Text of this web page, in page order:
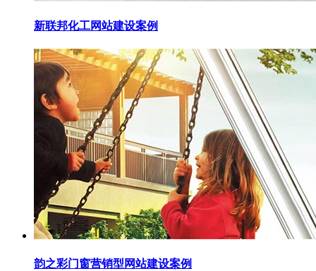
新联邦化工网站建设案例
韵之彩门窗营销型网站建设案例